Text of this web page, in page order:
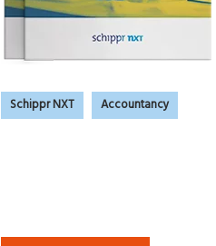
Schippr NXT Accountancy